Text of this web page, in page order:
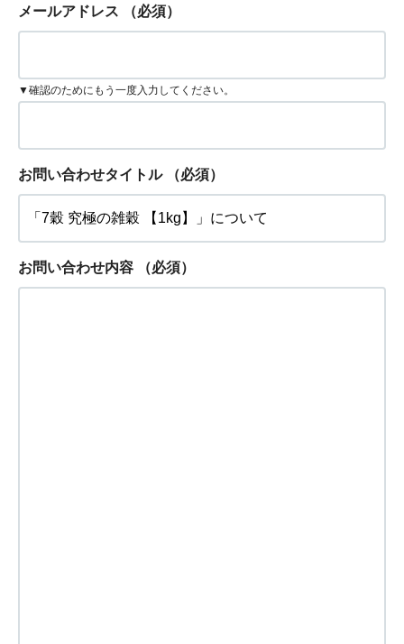
メールアドレス （必須）
▼確認のためにもう一度入力してください。
お問い合わせタイトル （必須）
お問い合わせ内容 （必須）